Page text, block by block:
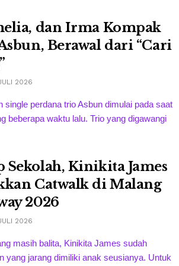
dan Irma Kompak
Berawal dari “Cari
2026
single perdana trio Asbun dimulai pada saat
beberapa waktu lalu. Trio yang digawangi
Sekolah, Kinikita James
Catwalk di Malang
2026
2026
masih balita, Kinikita James sudah
yang jarang dimiliki anak seusianya. Untuk